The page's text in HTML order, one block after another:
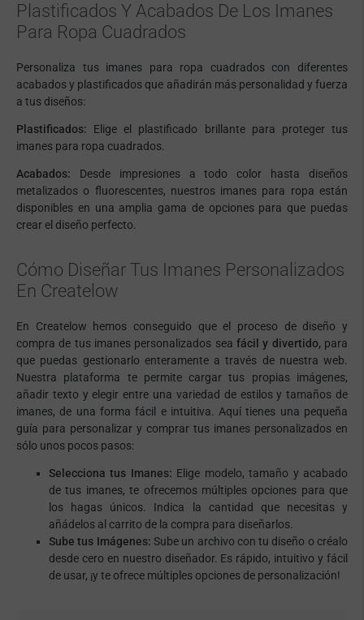
Plastificados Y Acabados De Los Imanes
Para Ropa Cuadrados
Personaliza tus imanes para ropa cuadrados con diferentes
acabados y plastificados que añadirán más personalidad y fuerza
a tus diseños:
Plastificados: Elige el plastificado brillante para proteger tus
imanes para ropa cuadrados.
Acabados: Desde impresiones a todo color hasta diseños
metalizados o fluorescentes, nuestros imanes para ropa están
disponibles en una amplia gama de opciones para que puedas
crear el diseño perfecto.
Cómo Diseñar Tus Imanes Personalizados
En Createlow
En Createlow hemos conseguido que el proceso de diseño y
compra de tus imanes personalizados sea fácil y divertido,para
que puedas gestionarlo enteramente a través de nuestra web.
Nuestra plataforma te permite cargar tus propias imágenes,
añadir texto y elegir entre una variedad de estilos y tamaños de
imanes, de una forma fácil e intuitiva. Aquí tienes una pequeña
guía para personalizar y comprar tus imanes personalizados en
sólo unos pocos pasos:
Selecciona tus Imanes: Elige modelo, tamaño y acabado
de tus imanes, te ofrecemos múltiples opciones para que
los hagas únicos. Indica la cantidad que necesitas y
añádelos al carrito de la compra para diseñarlos.
Sube tus Imágenes: Sube un archivo con tu diseño o créalo
desde cero en nuestro diseñador. Es rápido, intuitivo y fácil
de usar, ¡y te ofrece múltiples opciones de personalización!